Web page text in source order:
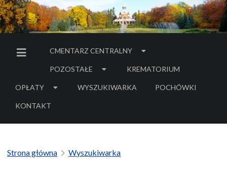
MENU BOCZNE
CMENTARZ CENTRALNY
POZOSTAŁE KREMATORIUM
OPŁATY WYSZUKIWARKA POCHÓWKI
- LINK DO SERWISU
KONTAKT
Strona główna Wyszukiwarka